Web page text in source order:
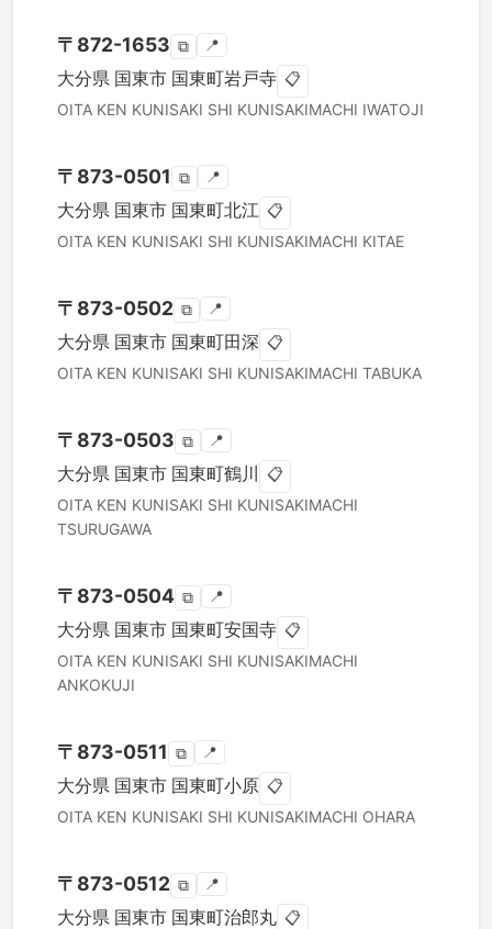
〒 872-1653 ⧉ 📍
大分県 国東市 国東町岩戸寺 📋
OITA KEN KUNISAKI SHI KUNISAKIMACHI IWATOJI
〒 873-0501 ⧉ 📍
大分県 国東市 国東町北江 📋
OITA KEN KUNISAKI SHI KUNISAKIMACHI KITAE
〒 873-0502 ⧉ 📍
大分県 国東市 国東町田深 📋
OITA KEN KUNISAKI SHI KUNISAKIMACHI TABUKA
〒 873-0503 ⧉ 📍
大分県 国東市 国東町鶴川 📋
OITA KEN KUNISAKI SHI KUNISAKIMACHI
TSURUGAWA
〒 873-0504 ⧉ 📍
大分県 国東市 国東町安国寺 📋
OITA KEN KUNISAKI SHI KUNISAKIMACHI
ANKOKUJI
〒 873-0511 ⧉ 📍
大分県 国東市 国東町小原 📋
OITA KEN KUNISAKI SHI KUNISAKIMACHI OHARA
〒 873-0512 ⧉ 📍
大分県 国東市 国東町治郎丸 📋